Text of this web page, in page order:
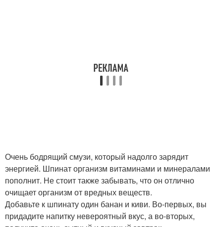
Очень бодрящий смузи, который надолго зарядит
энергией. Шпинат организм витаминами и минералами
пополнит. Не стоит также забывать, что он отлично
очищает организм от вредных веществ.
Добавьте к шпинату один банан и киви. Во-первых, вы
придадите напитку невероятный вкус, а во-вторых,